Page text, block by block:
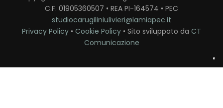
C.F. 01905360507 • REA PI-164574 • PEC
studiocarugiliniulivieri@lamiapec.it
Privacy Policy • Cookie Policy • Sito sviluppato da CT
Comunicazione